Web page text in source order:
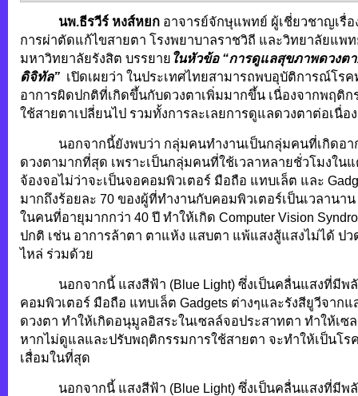
นพ.ธีรวีร์ หงส์หยก อาจารย์จักษุแพทย์ ผู้เชี่ยวชาญเรื่อ
การผ่าตัดแก้ไขสายตา โรงพยาบาลราชวิถี และวิทยาลัยแพ
มหาวิทยาลัยรังสิต บรรยาย ในหัวข้อ “การดูแลสุขภาพดวงต
ดิจิทัล” เปิดเผยว่า ในประเทศไทยสามารถพบอุบัติการณ์โร
อาการผิดปกติที่เกิดขึ้นกับดวงตาเพิ่มมากขึ้น เนื่องจากพฤติก
ใช้สายตาเปลี่ยนไป รวมทั้งการละเลยการดูแลดวงตาต่อเนื่อ
นอกจากนี้ยังพบว่า กลุ่มคนทำงานเป็นกลุ่มคนที่เกิดอา
ดวงตามากที่สุด เพราะเป็นกลุ่มคนที่ใช้เวลาหลายชั่วโมงใน
จ้องจอไม่ว่าจะเป็นจอคอมพิวเตอร์ มือถือ แทบเล็ต และ
มากถึงร้อยละ 70 ของผู้ที่ทำงานกับคอมพิวเตอร์เป็นเวลานา
ในคนที่อายุมากกว่า 40 ปี ทำให้เกิด Computer Vision
ปกติ เช่น อาการล้าตา ตาแห้ง แสบตา แพ้แสงสู้แสงไม่ได้ ป
ไหล่ ร่วมด้วย
นอกจากนี้ แสงสีฟ้า (Blue Light) ซึ่งเป็นคลื่นแสงที่มีพลั
คอมพิวเตอร์ มือถือ แทบเล็ต Gadgets ต่างๆและรังสียูวีจาก
ดวงตา ทำให้เกิดอนุมูลอิสระในเซลล์จอประสาทตา ทำให้เซ
หากไม่ดูแลและปรับพฤติกรรมการใช้สายตา จะทำให้เป็นโร
เสื่อมในที่สุด
นอกจากนี้ แสงสีฟ้า (Blue Light) ซึ่งเป็นคลื่นแสงที่มีพลั